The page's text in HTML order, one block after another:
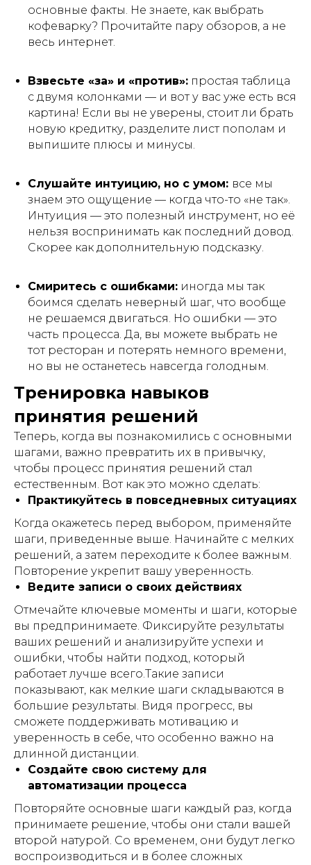
основные факты. Не знаете, как выбрать
кофеварку? Прочитайте пару обзоров, а не
весь интернет.
Взвесьте «за» и «против»: простая таблица
с двумя колонками — и вот у вас уже есть вся
картина! Если вы не уверены, стоит ли брать
новую кредитку, разделите лист пополам и
выпишите плюсы и минусы.
Слушайте интуицию, но с умом: все мы
знаем это ощущение — когда что-то «не так».
Интуиция — это полезный инструмент, но её
нельзя воспринимать как последний довод.
Скорее как дополнительную подсказку.
Смиритесь с ошибками: иногда мы так
боимся сделать неверный шаг, что вообще
не решаемся двигаться. Но ошибки — это
часть процесса. Да, вы можете выбрать не
тот ресторан и потерять немного времени,
но вы не останетесь навсегда голодным.
Тренировка навыков
принятия решений
Теперь, когда вы познакомились с основными
шагами, важно превратить их в привычку,
чтобы процесс принятия решений стал
естественным. Вот как это можно сделать:
Практикуйтесь в повседневных ситуациях
Когда окажетесь перед выбором, применяйте
шаги, приведенные выше. Начинайте с мелких
решений, а затем переходите к более важным.
Повторение укрепит вашу уверенность.
Ведите записи о своих действиях
Отмечайте ключевые моменты и шаги, которые
вы предпринимаете. Фиксируйте результаты
ваших решений и анализируйте успехи и
ошибки, чтобы найти подход, который
работает лучше всего.Такие записи
показывают, как мелкие шаги складываются в
большие результаты. Видя прогресс, вы
сможете поддерживать мотивацию и
уверенность в себе, что особенно важно на
длинной дистанции.
Создайте свою систему для
автоматизации процесса
Повторяйте основные шаги каждый раз, когда
принимаете решение, чтобы они стали вашей
второй натурой. Со временем, они будут легко
воспроизводиться и в более сложных